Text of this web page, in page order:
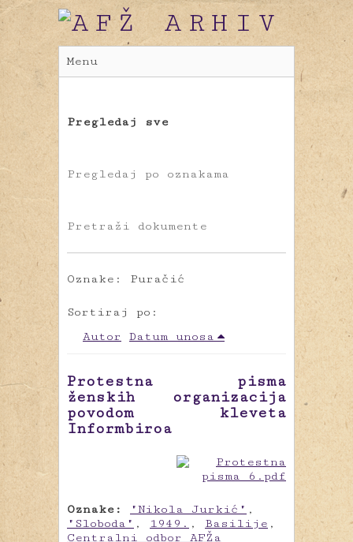
Menu
Pregledaj sve
Pregledaj po oznakama
Pretraži dokumente
Oznake: Puračić
Sortiraj po:
Autor
Datum unosa
Protestna pisma
ženskih organizacija
povodom kleveta
Informbiroa
Oznake: "Nikola Jurkić" ,
"Sloboda" , 1949. , Basilije ,
Centralni odbor AFŽa